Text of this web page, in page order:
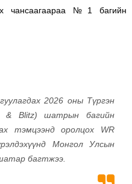
чансаагаараа №1 багийн
2026 оны Түргэн
& Blitz) шатрын багийн
тэмцээнд оролцох WR
Монгол Улсын
багтжээ.